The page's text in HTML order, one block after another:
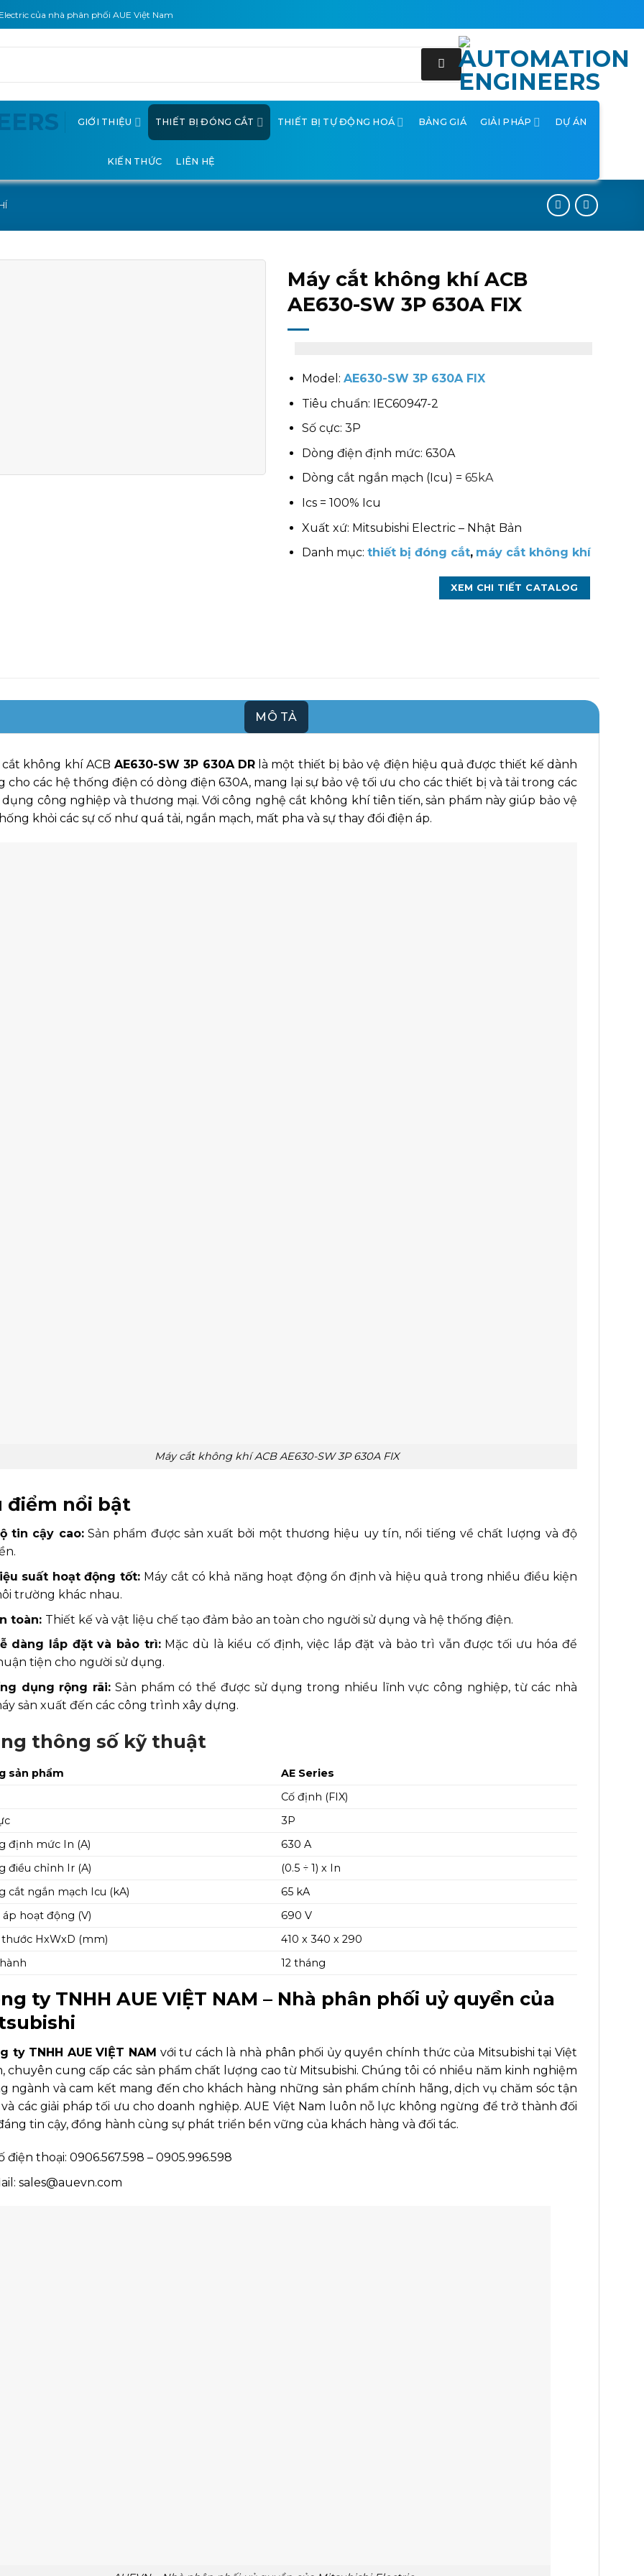
của nhà phân phối AUE Việt Nam
GIỚI THIỆU THIẾT BỊ ĐÓNG CẮT THIẾT BỊ TỰ ĐỘNG HOÁ BẢNG GIÁ GIẢI PHÁP DỰ ÁN
KIẾN THỨC LIÊN HỆ
Máy cắt không khí ACB
AE630-SW 3P 630A FIX
Model: AE630-SW 3P 630A FIX
Tiêu chuẩn: IEC60947-2
Số cực: 3P
Dòng điện định mức: 630A
Dòng cắt ngắn mạch (Icu) =65kA
Ics = 100% Icu
Xuất xứ: Mitsubishi Electric – Nhật Bản
Danh mục: thiết bị đóng cắt, máy cắt không khí
XEM CHI TIẾT CATALOG
MÔ TẢ
cắt không khí ACB AE630-SW 3P 630A DRlà một thiết bị bảo vệ điện hiệu quả được thiết kế dành
cho các hệ thống điện có dòng điện 630A, mang lại sự bảo vệ tối ưu cho các thiết bị và tải trong các
công nghiệp và thương mại. Với công nghệ cắt không khí tiên tiến, sản phẩm này giúp bảo vệ
khỏi các sự cố như quá tải, ngắn mạch, mất pha và sự thay đổi điện áp.
Máy cắt không khí ACB AE630-SW 3P 630A FIX
điểm nổi bật
tin cậy cao:Sản phẩm được sản xuất bởi một thương hiệu uy tín, nổi tiếng về chất lượng và độ
suất hoạt động tốt: Máy cắt có khả năng hoạt động ổn định và hiệu quả trong nhiều điều kiện
trường khác nhau.
toàn: Thiết kế và vật liệu chế tạo đảm bảo an toàn cho người sử dụng và hệ thống điện.
dàng lắp đặt và bảo trì:Mặc dù là kiểu cố định, việc lắp đặt và bảo trì vẫn được tối ưu hóa để
tiện cho người sử dụng.
dụng rộng rãi: Sản phẩm có thể được sử dụng trong nhiều lĩnh vực công nghiệp, từ các nhà
sản xuất đến các công trình xây dựng.
thông số kỹ thuật
sản phẩm
AE Series
Cố định (FIX)
3P
định mức In (A)
630 A
điều chỉnh Ir (A)
(0.5 ÷ 1) x In
cắt ngắn mạch Icu (kA)
65 kA
hoạt động (V)
690 V
thước HxWxD (mm)
410 x 340 x 290
12 tháng
ty TNHH AUE VIỆT NAM – Nhà phân phối uỷ quyền của
ty TNHH AUE VIỆT NAM với tư cách là nhà phân phối ủy quyền chính thức của Mitsubishi tại Việt
chuyên cung cấp các sản phẩm chất lượng cao từ Mitsubishi. Chúng tôi có nhiều năm kinh nghiệm
ngành và cam kết mang đến cho khách hàng những sản phẩm chính hãng, dịch vụ chăm sóc tận
các giải pháp tối ưu cho doanh nghiệp. AUE Việt Nam luôn nỗ lực không ngừng để trở thành đối
tin cậy, đồng hành cùng sự phát triển bền vững của khách hàng và đối tác.
điện thoại: 0906.567.598 – 0905.996.598
sales@auevn.com